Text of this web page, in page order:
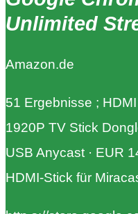
Unlimited
Amazon.de
51 Ergebnisse ;
1920P TV Stick
USB Anycast · EUR
HDMI-Stick für